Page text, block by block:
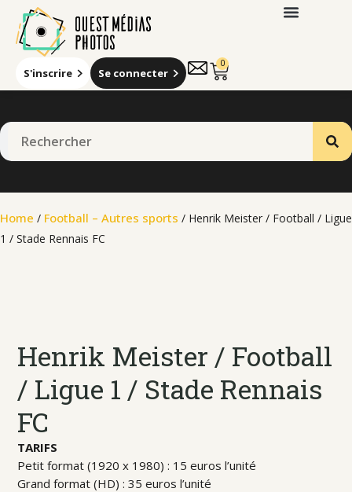
S'inscrire Se connecter
0
Home / Football – Autres sports / Henrik Meister / Football / Ligue
1 / Stade Rennais FC
Henrik Meister / Football
/ Ligue 1 / Stade Rennais
FC
TARIFS
Petit format (1920 x 1980) : 15 euros l’unité
Grand format (HD) : 35 euros l’unité